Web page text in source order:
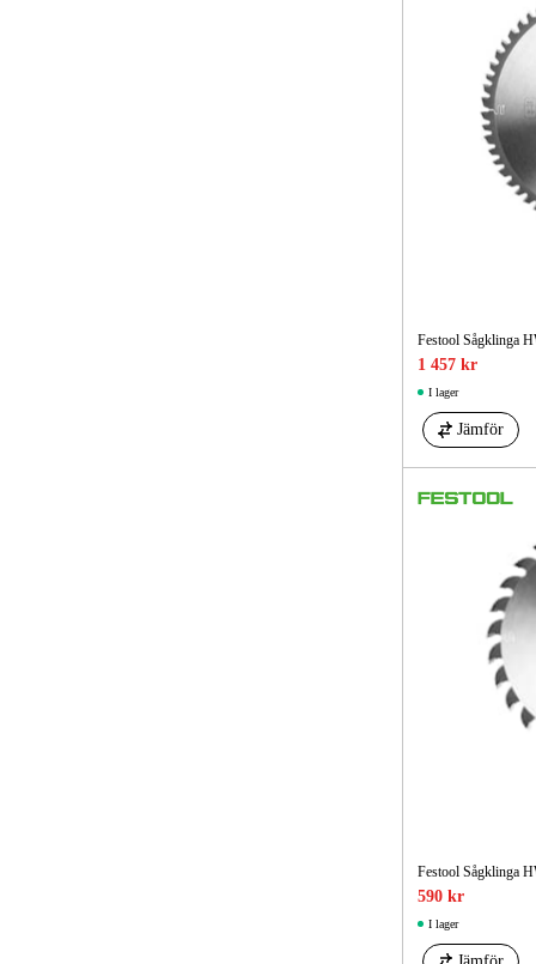
Festool Sågklinga
1 457 kr
I lager
Jämför
Festool Sågklinga
590 kr
I lager